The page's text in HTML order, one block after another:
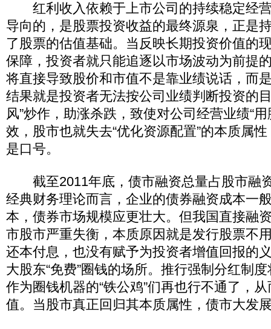
红利收入依赖于上市公司的持续稳定经
导向的，是股票投资收益的最终源泉，正是
了股票的估值基础。当反映长期投资价值的
保障，投资者就只能追逐以市场波动为前提
将直接导致股价和市值不是靠业绩说话，而
结果就是投资者无法按公司业绩判断投资的
风”炒作，助涨杀跌，致使对公司经营业绩“
效，股市也就失去“优化资源配置”的本质属性
是口号。
截至2011年底，债市融资总量占股市融
经典财务理论而言，企业的债券融资成本一
本，债券市场规模应更壮大。但我国直接融
市股市严重失衡，本质原因就是发行股票不
还本付息，也没有赋予为投资者增值回报的
大股东“免费”圈钱的场所。推行强制分红制
作为圈钱机器的“铁公鸡”们再也行不通了，从
值。当股市真正回归其本质属性，债市大发